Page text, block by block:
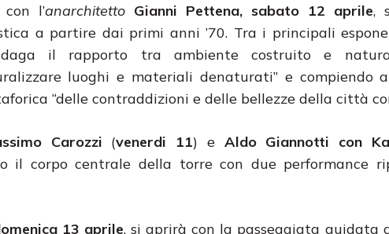
con l’anarchitetto Gianni Pettena, sabato 12 aprile,
a partire dai primi anni ’70. Tra i principali
il rapporto tra ambiente costruito e
luoghi e materiali denaturati” e compiendo
“delle contraddizioni e delle bellezze della città
Carozzi (venerdi 11) e Aldo Giannotti con
il corpo centrale della torre con due performance
13 aprile, si aprirà con la passeggiata guidata